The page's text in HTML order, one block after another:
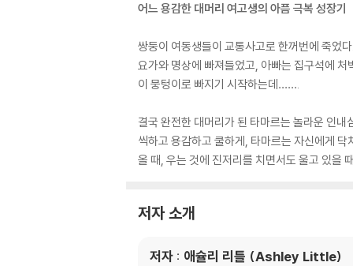
어느 용감한 대머리 여고생의 아픔 극복 성장기
쌍둥이 여동생들이 교통사고로 한꺼번에 죽었
요가와 명상에 빠져들었고, 아빠는 집구석에
이 뭉텅이로 빠지기 시작하는데…….
결국 완전한 대머리가 된 타마르는 놀라운 인
씩하고 용감하고 쿨하게, 타마르는 자신에게
올 때, 우는 것에 진저리를 치면서도 울고 있을
저자 소개
저자 : 애슐리 리틀 (Ashley Little)